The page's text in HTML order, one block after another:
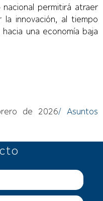
permitirá atraer
la innovación, al tiempo
una economía baja
de 2026/Asuntos